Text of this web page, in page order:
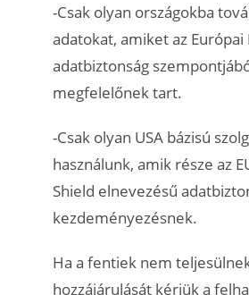
-Csak olyan országokba
adatokat, amiket az Európai
adatbiztonság
megfelelőnek tart.
-Csak olyan USA bázisú
használunk, amik része az
Shield elnevezésű
kezdeményezésnek.
Ha a fentiek nem
hozzájárulását kérjük a